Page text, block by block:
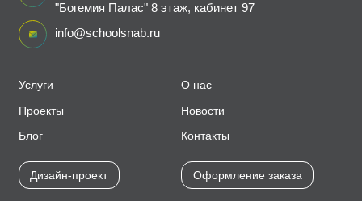
Услуги
Проекты
Блог
Дизайн-проект
О нас
Новости
Контакты
Оформление заказа
"Богемия Палас" 8 этаж, кабинет 97
info@schoolsnab.ru